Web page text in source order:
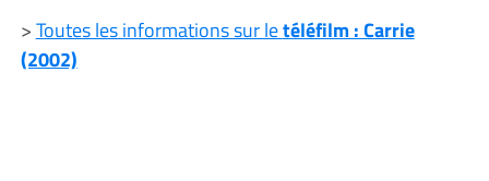
>Toutes les informations sur letéléfilm : Carrie
(2002)